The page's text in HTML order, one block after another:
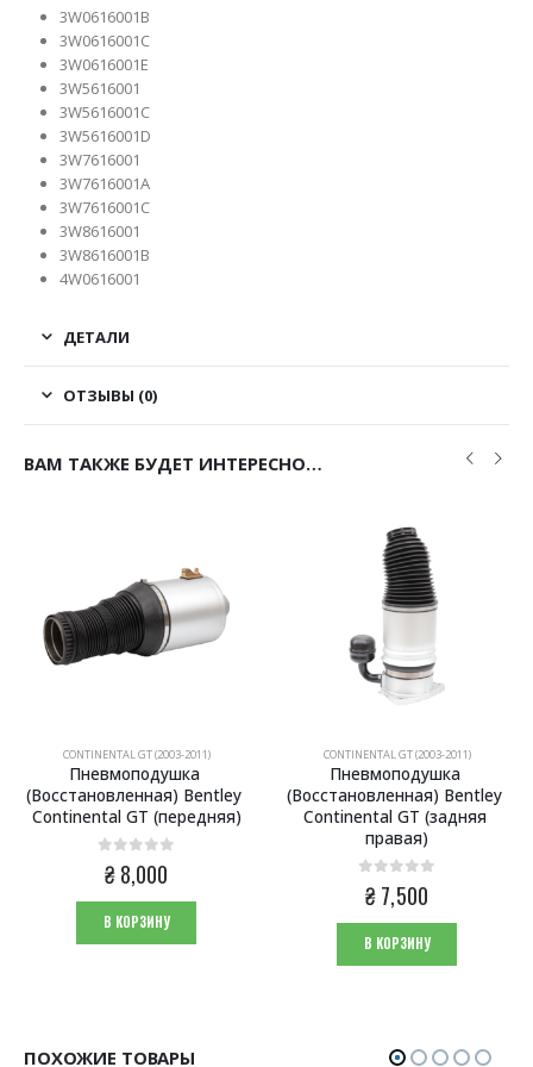
3W0616001B
3W0616001C
3W0616001E
3W5616001
3W5616001C
3W5616001D
3W7616001
3W7616001A
3W7616001C
3W8616001
3W8616001B
4W0616001
ДЕТАЛИ
ОТЗЫВЫ (0)
ВАМ ТАКЖЕ БУДЕТ ИНТЕРЕСНО…
CONTINENTAL GT (2003-2011)
Пневмоподушка
(Восстановленная) Bentley
Continental GT (передняя)
0из 5
₴8,000
В КОРЗИНУ
CONTINENTAL GT (2003-2011)
Пневмоподушка
(Восстановленная) Bentley
Continental GT (задняя
правая)
0из 5
₴7,500
В КОРЗИНУ
ПОХОЖИЕ ТОВАРЫ